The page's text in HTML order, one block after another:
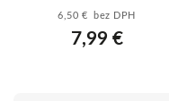
Rámček
vodorovný -
6,50 € bez DPH
7,99 €